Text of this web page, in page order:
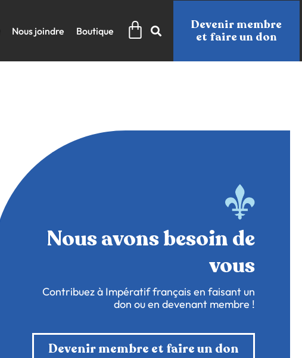
Nous joindre Boutique Panier
Devenir membre
et faire un don
Nous avons besoin de
vous
Contribuez à Impératif français en faisant un
don ou en devenant membre !
Devenir membre et faire un don